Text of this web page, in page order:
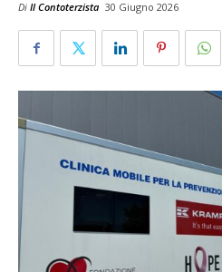
Di Il Contoterzista 30 Giugno 2026